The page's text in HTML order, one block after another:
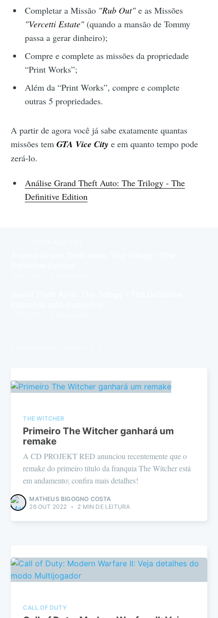
Completar a Missão "Rub Out" e as Missões
"Vercetti Estate" (quando a mansão de Tommy
passa a gerar dinheiro);
Compre e complete as missões da propriedade
“Print Works”;
Além da “Print Works”, compre e complete
outras 5 propriedades.
A partir de agora você já sabe exatamente quantas
missões temGTA Vice City e em quanto tempo pode
zerá-lo.
Análise Grand Theft Auto: The Trilogy - The
Definitive Edition
THE WITCHER
Primeiro The Witcher ganhará um
remake
A CD PROJEKT RED anunciou recentemente que o
remake do primeiro título da franquia The Witcher está
em andamento; confira mais detalhes!
MATHEUS BIGOGNO COSTA
26 OUT 2022 • 2 MIN DE LEITURA
CALL OF DUTY